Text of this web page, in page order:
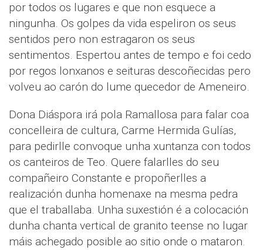
por todos os lugares e que non esquece a
ningunha. Os golpes da vida espeliron os seus
sentidos pero non estragaron os seus
sentimentos. Espertou antes de tempo e foi cedo
por regos lonxanos e seituras descoñecidas pero
volveu ao carón do lume quecedor de Ameneiro.
Dona Diáspora irá pola Ramallosa para falar coa
concelleira de cultura, Carme Hermida Gulías,
para pedirlle convoque unha xuntanza con todos
os canteiros de Teo. Quere falarlles do seu
compañeiro Constante e propoñerlles a
realización dunha homenaxe na mesma pedra
que el traballaba. Unha suxestión é a colocación
dunha chanta vertical de granito teense no lugar
máis achegado posible ao sitio onde o mataron.